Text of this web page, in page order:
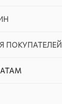
ПОКУПАТЕЛЕЙ